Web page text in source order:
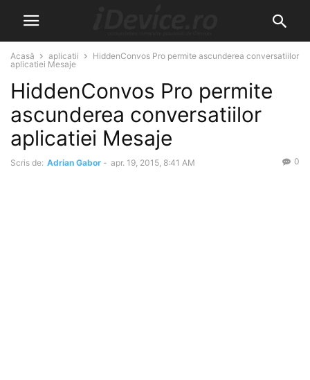
Acasă aplicatii
HiddenConvos Pro permite ascunderea conversatiilor
aplicatiei Mesaje
HiddenConvos Pro permite
ascunderea conversatiilor
aplicatiei Mesaje
Scris de: Adrian Gabor - apr. 19, 2015, 8:41 AM 0